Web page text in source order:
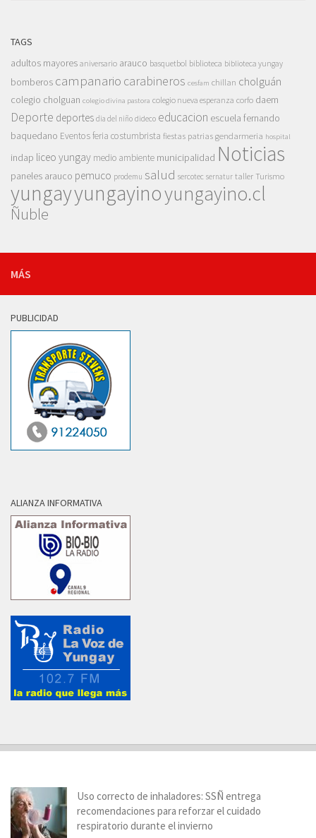
TAGS
adultos mayores aniversario arauco basquetbol biblioteca biblioteca yungay
bomberos campanario carabineros cesfam chillan cholguán
colegio cholguan colegio divina pastora colegio nueva esperanza corfo daem
Deporte deportes dia del niño dideco educacion escuela fernando
baquedano Eventosferia costumbrista fiestas patrias gendarmeria hospital
indap liceo yungay medio ambiente municipalidad Noticias
paneles arauco pemuco prodemu salud sercotec sernatur taller Turismo
yungayyungayinoyungayino.cl
Ñuble
MÁS
PUBLICIDAD
ALIANZA INFORMATIVA
Uso correcto de inhaladores: SSÑ entrega
recomendaciones para reforzar el cuidado
respiratorio durante el invierno